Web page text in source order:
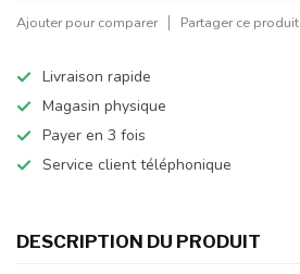
Ajouter pour comparer Partager ce produit
Livraison rapide
Magasin physique
Payer en 3 fois
Service client téléphonique
DESCRIPTION DU PRODUIT